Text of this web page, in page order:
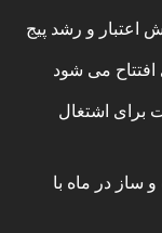
اعتبار و رشد پیج
افتتاح می شود
برای اشتغال
ساز در ماه با